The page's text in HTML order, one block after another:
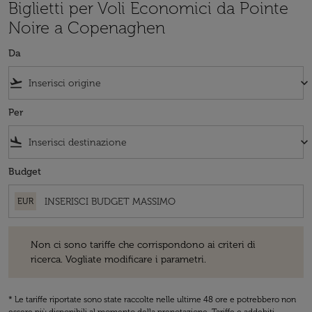
Biglietti per Voli Economici da Pointe
Noire a Copenaghen
Da
flight_takeoff keyboard_arrow_down
Per
flight_land keyboard_arrow_down
Budget
EUR
Non ci sono tariffe che corrispondono ai criteri di
ricerca. Vogliate modificare i parametri.
* Le tariffe riportate sono state raccolte nelle ultime 48 ore e potrebbero non